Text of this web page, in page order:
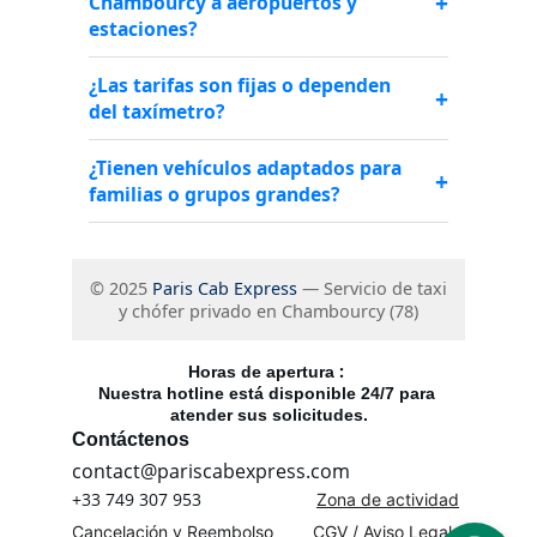
Contáctenos
contact@pariscabexpress.com
Horas de apertura :
Nuestra hotline está disponible 24/7 para
atender sus solicitudes.
+33 749 307 953
CGV / Aviso Legal
Cancelación y Reembolso
Zona de actividad